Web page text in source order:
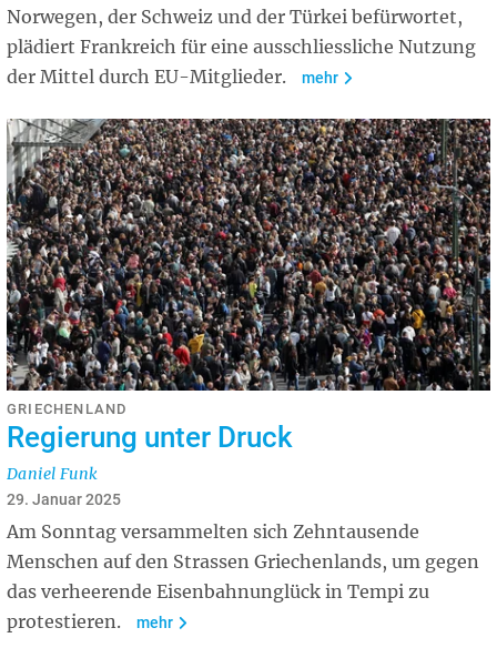
Norwegen, der Schweiz und der Türkei befürwortet,
plädiert Frankreich für eine ausschliessliche Nutzung
der Mittel durch EU-Mitglieder.
mehr
GRIECHENLAND
Regierung unter Druck
Daniel Funk
29. Januar 2025
Am Sonntag versammelten sich Zehntausende
Menschen auf den Strassen Griechenlands, um gegen
das verheerende Eisenbahnunglück in Tempi zu
protestieren.
mehr